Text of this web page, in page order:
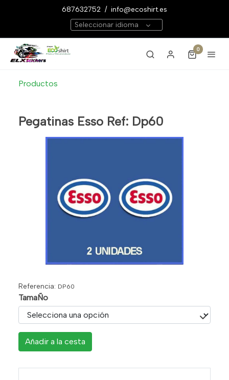
687632752 / info@ecoshirt.es
Seleccionar idioma
0
Productos
Pegatinas Esso Ref: Dp60
Referencia: DP60
TamaÑo
Añadir a la cesta